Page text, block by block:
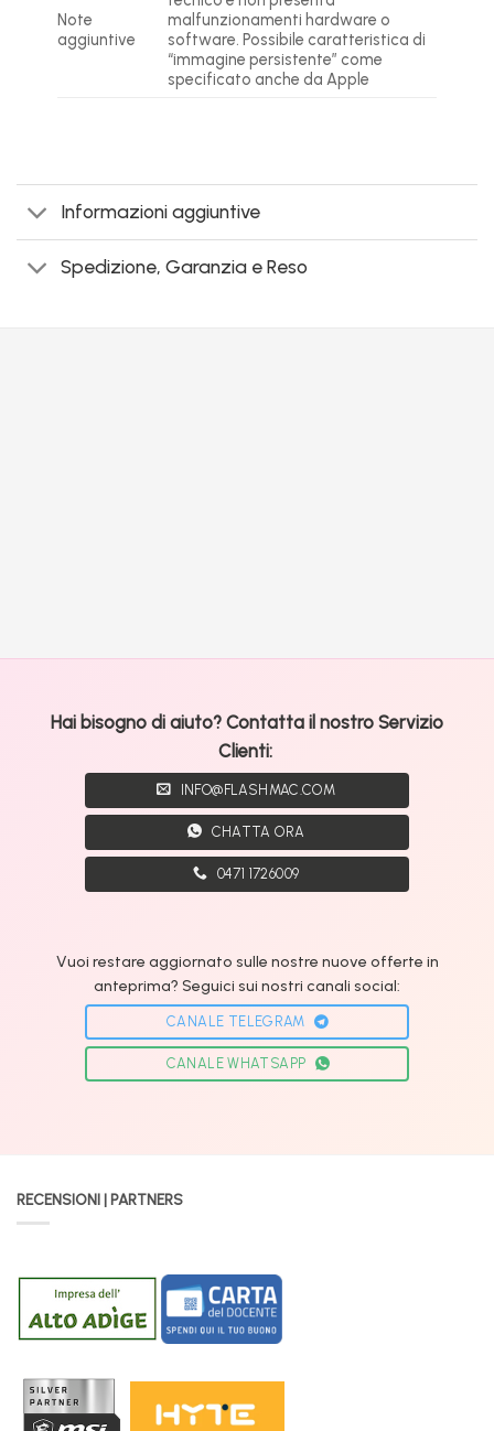
Note
aggiuntive
malfunzionamenti hardware o
software. Possibile caratteristica di
“immagine persistente” come
specificato anche da Apple
Informazioni aggiuntive
Spedizione, Garanzia e Reso
Hai bisogno di aiuto? Contatta il nostro Servizio
Clienti:
INFO@FLASHMAC.COM
CHATTA ORA
0471 1726009
Vuoi restare aggiornato sulle nostre nuove offerte in
anteprima? Seguici sui nostri canali social:
CANALE TELEGRAM
CANALE WHATSAPP
RECENSIONI | PARTNERS